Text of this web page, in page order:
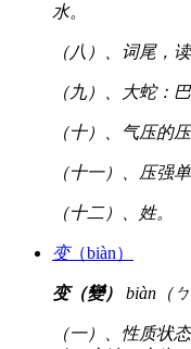
水。
（八）、词尾，
（九）、大蛇：
（十）、气压的
（十一）、压强单
（十二）、姓。
变（biàn）
变（變） biàn（ㄅ
（一）、性质状